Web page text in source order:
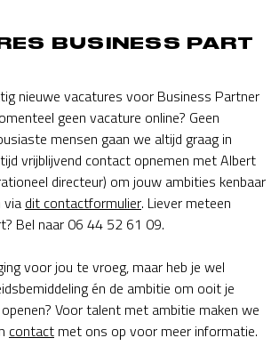
BUSINESS PART
nieuwe vacatures voor Business Partner
geen vacature online? Geen
mensen gaan we altijd graag in
vrijblijvend contact opnemen met Albert
directeur) om jouw ambities kenbaar
via dit contactformulier. Liever meteen
Bel naar 06 44 52 61 09.
voor jou te vroeg, maar heb je wel
én de ambitie om ooit je
Voor talent met ambitie maken we
contact met ons op voor meer informatie.